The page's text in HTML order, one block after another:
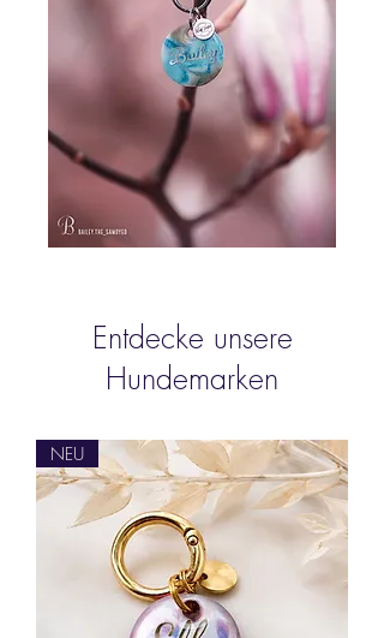
Entdecke unsere
Hundemarken
NEU